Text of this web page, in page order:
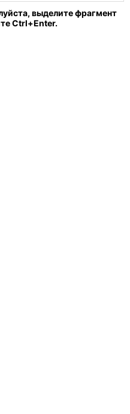
выделите фрагмент
Ctrl+Enter.